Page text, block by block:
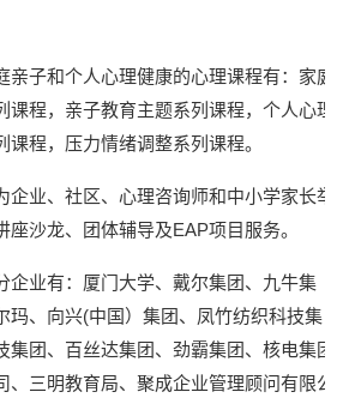
亲子和个人心理健康的心理课程有：家庭
课程，亲子教育主题系列课程，个人心理
课程，压力情绪调整系列课程。
企业、社区、心理咨询师和中小学家长举
座沙龙、团体辅导及EAP项目服务。
企业有：厦门大学、戴尔集团、九牛集
玛、向兴(中国）集团、凤竹纺织科技集
集团、百丝达集团、劲霸集团、核电集团
、三明教育局、聚成企业管理顾问有限公